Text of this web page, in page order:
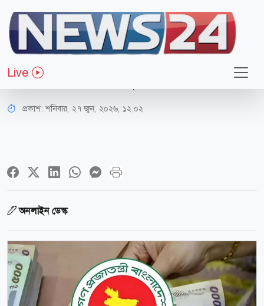
Live
জাতীয়
বাস্তবায়ন হচ্ছে পে স্কেল, বেসরকারি
চাকরিজীবীরাও কী সুবিধা পাচ্ছেন?
প্রকাশ:শনিবার, ২৭ জুন, ২০২৬, ১২:০২
অনলাইন ডেস্ক